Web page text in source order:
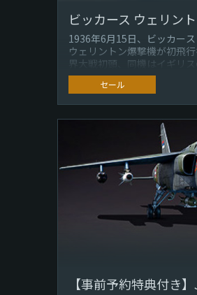
1936年6月15日、ビッカー
ウェリントン爆撃機が初飛
界大戦初頭、同機はイギリス
て、ドイツ、北アフリカ、...
セール